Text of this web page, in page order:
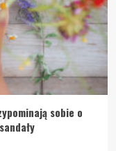
sobie o